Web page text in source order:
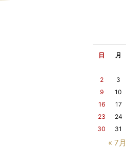
日 月
« 7月
2
3
9
10
16
17
23
24
30
31